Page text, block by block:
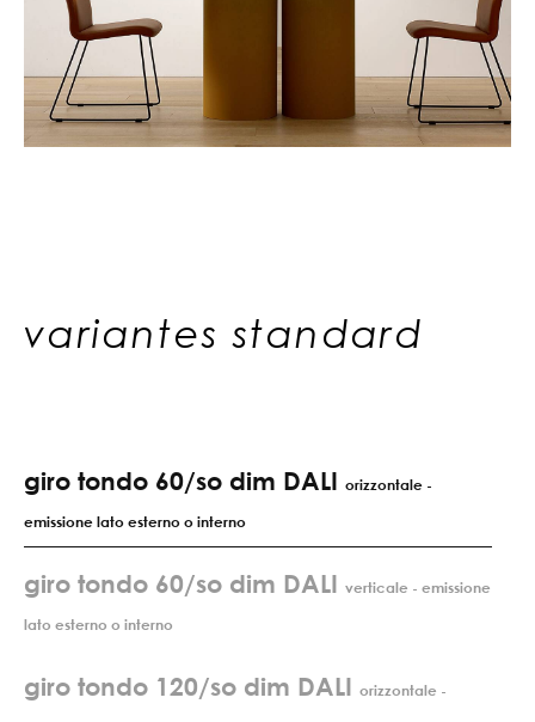
variantes standard
giro tondo 60/so dim DALI orizzontale -
emissione lato esterno o interno
giro tondo 60/so dim DALI verticale - emissione
lato esterno o interno
giro tondo 120/so dim DALI orizzontale -